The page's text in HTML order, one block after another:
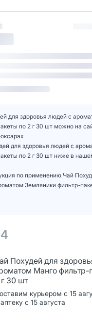
для здоровья людей с
по 2 г 30 шт можно на
для здоровья людей с
по 2 г 30 шт ниже в
по применению Чай
Земляники фильтр-
Похудей для
Манго фильтр-
30 шт
курьером с 15
с 15 августа